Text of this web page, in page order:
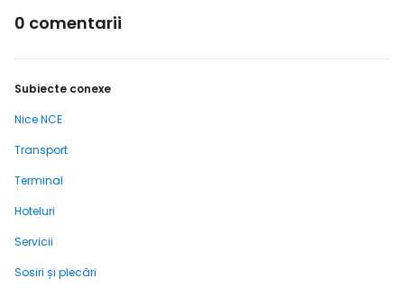
0 comentarii
Subiecte conexe
Nice NCE
Transport
Terminal
Hoteluri
Servicii
Sosiri și plecări